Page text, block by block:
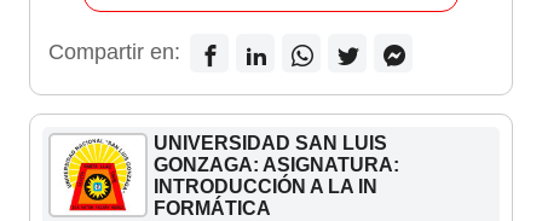
Compartir en:
UNIVERSIDAD SAN LUIS
GONZAGA: ASIGNATURA:
INTRODUCCIÓN A LA IN
FORMÁTICA